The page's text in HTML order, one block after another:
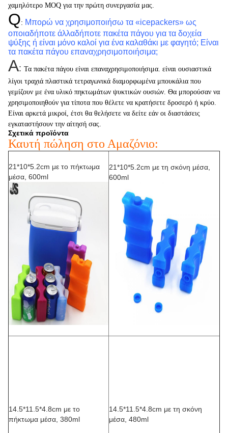
χαμηλότερο MOQ για την πρώτη συνεργασία μας.
Q: Μπορώ να χρησιμοποιήσω τα «icepackers» ως
οποιαδήποτε άλλαδήποτε πακέτα πάγου για τα δοχεία
ψύξης ή είναι μόνο καλοί για ένα καλαθάκι με φαγητό; Είναι
τα πακέτα πάγου επαναχρησιμοποιήσιμα;
Α: Τα πακέτα πάγου είναι επαναχρησιμοποιήσιμα. είναι ουσιαστικά
λίγοι τραχιά πλαστικά τετραγωνικά διαμορφωμένα μπουκάλια που
γεμίζουν με ένα υλικό πηκτωμάτων ψυκτικών ουσιών. Θα μπορούσαν να
χρησιμοποιηθούν για τίποτα που θέλετε να κρατήσετε δροσερό ή κρύο.
Είναι αρκετά μικροί, έτσι θα θελήσετε να δείτε εάν οι διαστάσεις
εγκαταστήσουν την αίτησή σας.
Σχετικά προϊόντα
Καυτή πώληση στο Αμαζόνιο:
21*10*5.2cm με το πήκτωμα
μέσα, 600ml
21*10*5.2cm με τη σκόνη μέσα,
600ml
14.5*11.5*4.8cm με το
πήκτωμα μέσα, 380ml
14.5*11.5*4.8cm με τη σκόνη
μέσα, 480ml